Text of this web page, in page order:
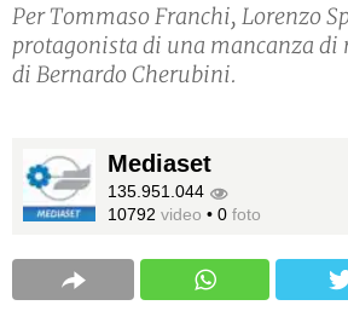
Per Tommaso Franchi, Lorenzo
protagonista di una mancanza
di Bernardo Cherubini.
Mediaset
135.951.044
10792 video • 0 foto